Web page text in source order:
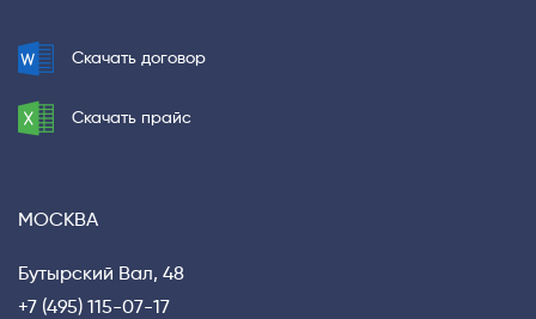
Скачать договор
Скачать прайс
МОСКВА
Бутырский Вал, 48
+7 (495) 115-07-17